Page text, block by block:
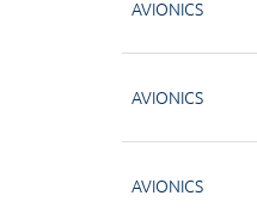
AVIONICS
AVIONICS
AVIONICS